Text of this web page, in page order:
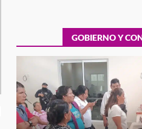
7
16 julio 2026
1
electoral
Santiago
7 agosto
GOBIERNO Y
Exhorta Poder Legislativo
a realizar una